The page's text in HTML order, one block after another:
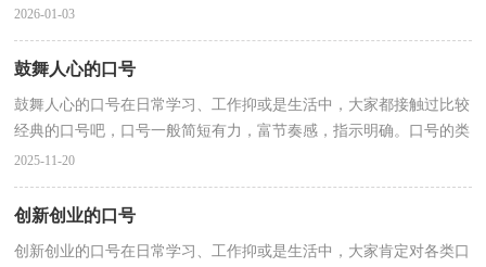
口号才是经典的呢？以下是小编帮大家整理的艺术培训口...
2026-01-03
鼓舞人心的口号
鼓舞人心的口号在日常学习、工作抑或是生活中，大家都接触过比较
经典的口号吧，口号一般简短有力，富节奏感，指示明确。口号的类
型有很多，你都知道吗？以下是小编整理的鼓舞人心的口号...
2025-11-20
创新创业的口号
创新创业的口号在日常学习、工作抑或是生活中，大家肯定对各类口